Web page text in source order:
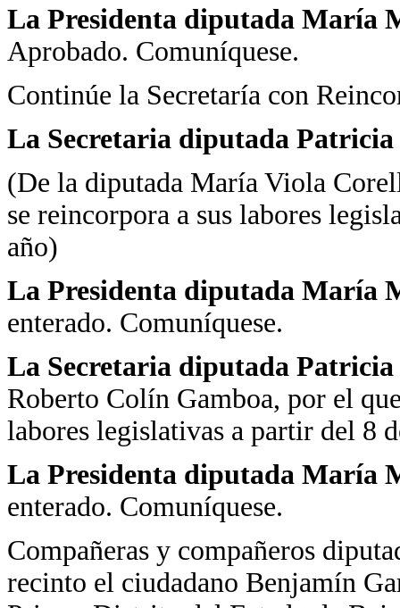
La Presidenta diputada María
Aprobado. Comuníquese.
Continúe la Secretaría con
La Secretaria diputada
(De la diputada María Viola
se reincorpora a sus labores
año)
La Presidenta diputada María
enterado. Comuníquese.
La Secretaria diputada
Roberto Colín Gamboa, por el
labores legislativas a partir del 8
La Presidenta diputada María
enterado. Comuníquese.
Compañeras y compañeros
recinto el ciudadano Benjamín